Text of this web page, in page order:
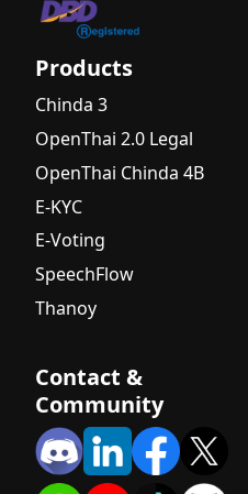
Products
Chinda 3
OpenThai 2.0 Legal
OpenThai Chinda 4B
E-KYC
E-Voting
SpeechFlow
Thanoy
Contact &
Community